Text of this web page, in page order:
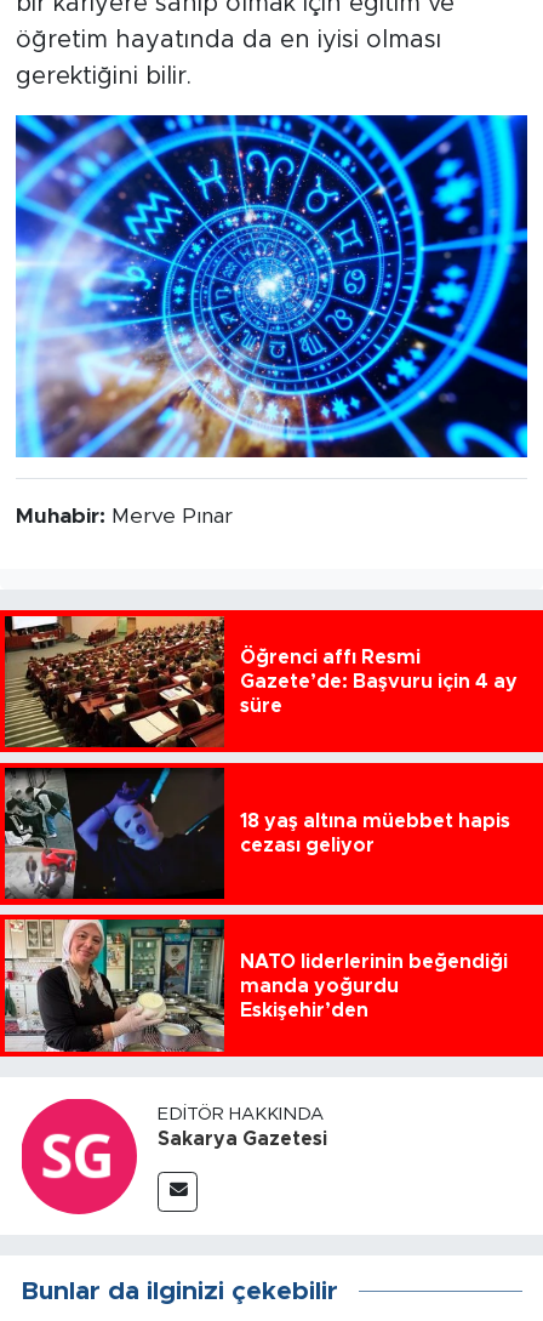
öğretim hayatında da en iyisi olması
gerektiğini bilir.
Muhabir: Merve Pınar
Öğrenci affı Resmi
Gazete’de: Başvuru için 4 ay
süre
18 yaş altına müebbet hapis
cezası geliyor
NATO liderlerinin beğendiği
manda yoğurdu
Eskişehir’den
EDITÖR HAKKINDA
Sakarya Gazetesi
Bunlar da ilginizi çekebilir